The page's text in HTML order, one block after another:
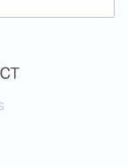
(opens in a